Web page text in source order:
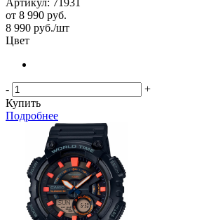
Артикул: 71931
от 8 990 руб.
8 990 руб./шт
Цвет
-
+
Купить
Подробнее